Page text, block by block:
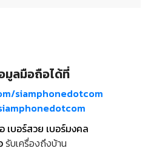
มูลมือถือได้ที่
siamphonedotcom
เบอร์สวย เบอร์มงคล
รับเครื่องถึงบ้าน